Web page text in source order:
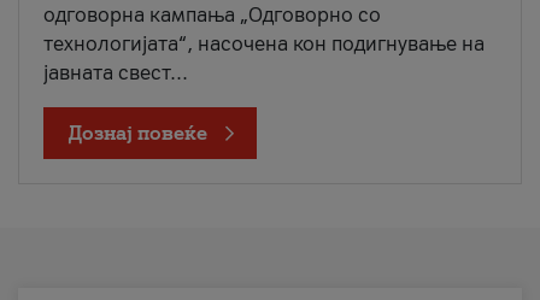
одговорна кампања „Одговорно со
технологијата“, насочена кон подигнување на
јавната свест...
Дознај повеќе